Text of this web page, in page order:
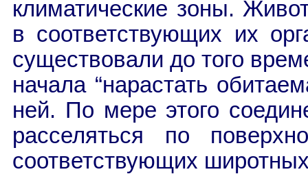
климатические зоны.
в соответствующих их
существовали до того
начала “нарастать
ней. По мере этого
расселяться по
соответствующих